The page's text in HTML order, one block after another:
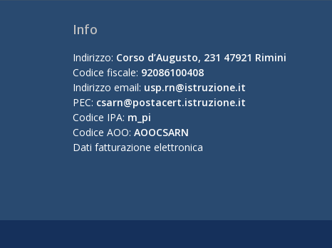
Info
Indirizzo: Corso d’Augusto, 231 47921 Rimini
Codice fiscale: 92086100408
Indirizzo email: usp.rn@istruzione.it
PEC: csarn@postacert.istruzione.it
Codice IPA: m_pi
Codice AOO: AOOCSARN
Dati fatturazione elettronica